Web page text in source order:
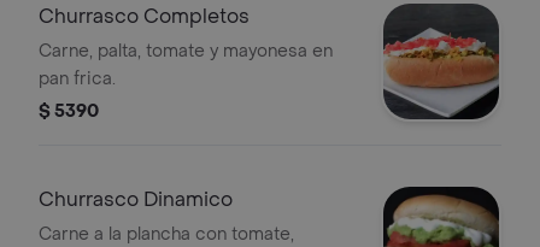
Churrasco Completos
Carne, palta, tomate y mayonesa en
pan frica.
$ 5390
Churrasco Dinamico
Carne a la plancha con tomate,